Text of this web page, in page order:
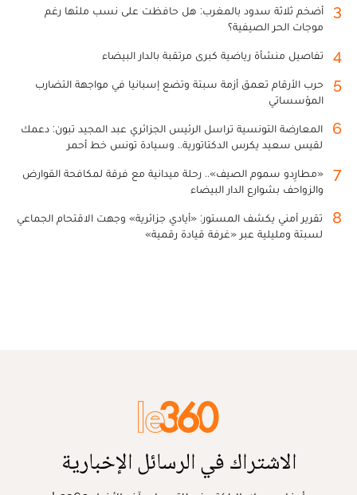
3
أضخم ثلاثة سدود بالمغرب: هل حافظت على نسب ملئها رغم
موجات الحر الصيفية؟
4 تفاصيل منشأة رياضية كبرى مرتقبة بالدار البيضاء
5
حرب الأرقام تعمق أزمة سبتة وتضع إسبانيا في مواجهة التضارب
المؤسساتي
6
المعارضة التونسية تراسل الرئيس الجزائري عبد المجيد تبون: دعمك
لقيس سعيد يكرس الدكتاتورية.. وسيادة تونس خط أحمر
7
«مطارِدو سموم الصيف».. رحلة ميدانية مع فرقة لمكافحة القوارض
والزواحف بشوارع الدار البيضاء
8
تقرير أمني يكشف المستور: «أيادي جزائرية» وجهت الاقتحام الجماعي
لسبتة ومليلية عبر «غرفة قيادة رقمية»
الاشتراك في الرسائل الإخبارية